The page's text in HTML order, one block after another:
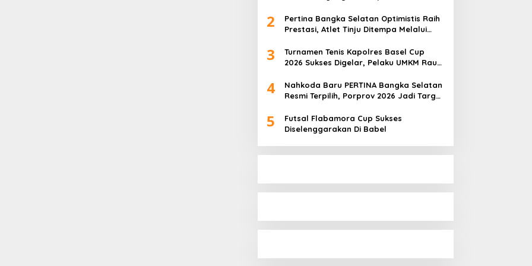
2
Pertina Bangka Selatan Optimistis Raih
Prestasi, Atlet Tinju Ditempa Melalui
3
Turnamen Tenis Kapolres Basel Cup
2026 Sukses Digelar, Pelaku UMKM Raup
4
Nahkoda Baru PERTINA Bangka Selatan
Resmi Terpilih, Porprov 2026 Jadi Target
5
Futsal Flabamora Cup Sukses
Diselenggarakan Di Babel